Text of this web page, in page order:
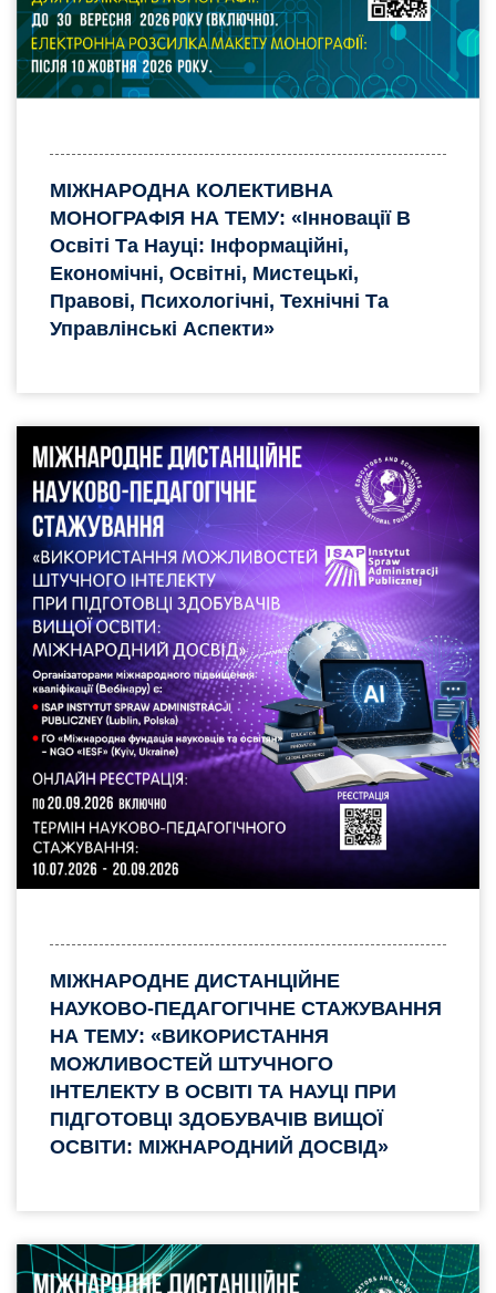
МІЖНАРОДНА КОЛЕКТИВНА
МОНОГРАФІЯ НА ТЕМУ: «Інновації В
Освіті Та Науці: Інформаційні,
Економічні, Освітні, Мистецькі,
Правові, Психологічні, Технічні Та
Управлінські Аспекти»
МІЖНАРОДНЕ ДИСТАНЦІЙНЕ
НАУКОВО-ПЕДАГОГІЧНЕ СТАЖУВАННЯ
НА ТЕМУ: «ВИКОРИСТАННЯ
МОЖЛИВОСТЕЙ ШТУЧНОГО
ІНТЕЛЕКТУ В ОСВІТІ ТА НАУЦІ ПРИ
ПІДГОТОВЦІ ЗДОБУВАЧІВ ВИЩОЇ
ОСВІТИ: МІЖНАРОДНИЙ ДОСВІД»